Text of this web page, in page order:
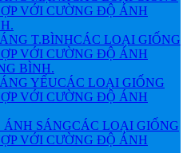
VỚI CƯỜNG ĐỘ ÁNH
T.BÌNHCÁC LOẠI GIỐNG
VỚI CƯỜNG ĐỘ ÁNH
BÌNH.
YẾUCÁC LOẠI GIỐNG
VỚI CƯỜNG ĐỘ ÁNH
ÁNH SÁNGCÁC LOẠI GIỐNG
VỚI CƯỜNG ĐỘ ÁNH